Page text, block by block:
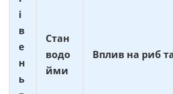
і
в
е
н
ь
Стан
водо
йми
Вплив на риб